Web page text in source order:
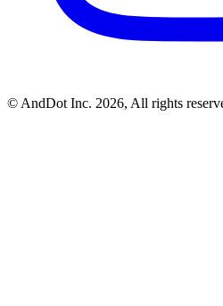
© AndDot Inc. 2026, All rights